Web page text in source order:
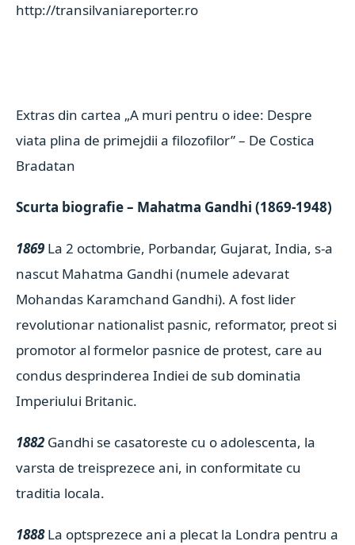
http://transilvaniareporter.ro
Extras din cartea „A muri pentru o idee: Despre
viata plina de primejdii a filozofilor” – De Costica
Bradatan
Scurta biografie – Mahatma Gandhi (1869-1948)
1869 La 2 octombrie, Porbandar, Gujarat, India, s-a
nascut Mahatma Gandhi (numele adevarat
Mohandas Karamchand Gandhi). A fost lider
revolutionar nationalist pasnic, reformator, preot si
promotor al formelor pasnice de protest, care au
condus desprinderea Indiei de sub dominatia
Imperiului Britanic.
1882 Gandhi se casatoreste cu o adolescenta, la
varsta de treisprezece ani, in conformitate cu
traditia locala.
1888La optsprezece ani a plecat la Londra pentru a